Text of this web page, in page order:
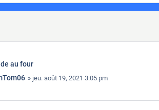
au four
» jeu. août 19, 2021 3:05 pm